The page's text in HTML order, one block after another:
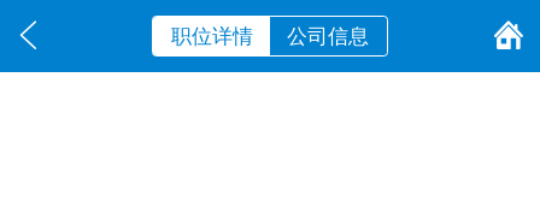
职位详情 公司信息